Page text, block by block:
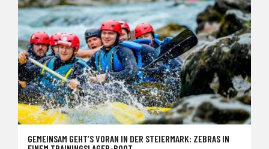
GEMEINSAM GEHT’S VORAN IN DER STEIERMARK: ZEBRAS IN